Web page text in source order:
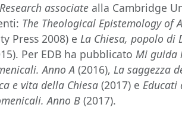
Research associate alla Cambridge
The Theological Epistemology of
Press 2008) eLa Chiesa, popolo di
Per EDB ha pubblicatoMi guida
Anno A(2016),La saggezza
e vita della Chiesa (2017) eEducati
Anno B(2017).